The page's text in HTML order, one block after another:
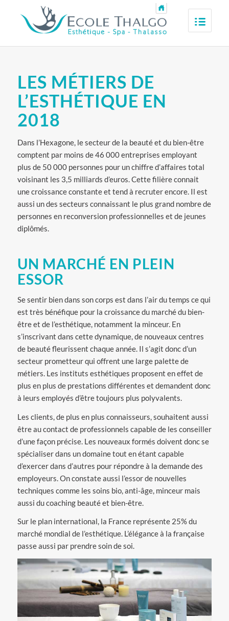
LES MÉTIERS DE
L’ESTHÉTIQUE EN
2018
Dans l’Hexagone, le secteur de la beauté et du bien-être
comptent par moins de 46 000 entreprises employant
plus de 50 000 personnes pour un chiffre d’affaires total
voisinant les 3,5 milliards d’euros. Cette filière connait
une croissance constante et tend à recruter encore. Il est
aussi un des secteurs connaissant le plus grand nombre de
personnes en reconversion professionnelles et de jeunes
diplômés.
UN MARCHÉ EN PLEIN
ESSOR
Se sentir bien dans son corps est dans l’air du temps ce qui
est très bénéfique pour la croissance du marché du bien-
être et de l’esthétique, notamment la minceur. En
s’inscrivant dans cette dynamique, de nouveaux centres
de beauté fleurissent chaque année. Il s’agit donc d’un
secteur prometteur qui offrent une large palette de
métiers. Les instituts esthétiques proposent en effet de
plus en plus de prestations différentes et demandent donc
à leurs employés d’être toujours plus polyvalents.
Les clients, de plus en plus connaisseurs, souhaitent aussi
être au contact de professionnels capable de les conseiller
d’une façon précise. Les nouveaux formés doivent donc se
spécialiser dans un domaine tout en étant capable
d’exercer dans d’autres pour répondre à la demande des
employeurs. On constate aussi l’essor de nouvelles
techniques comme les soins bio, anti-âge, minceur mais
aussi du coaching beauté et bien-être.
Sur le plan international, la France représente 25% du
marché mondial de l’esthétique. L’élégance à la française
passe aussi par prendre soin de soi.